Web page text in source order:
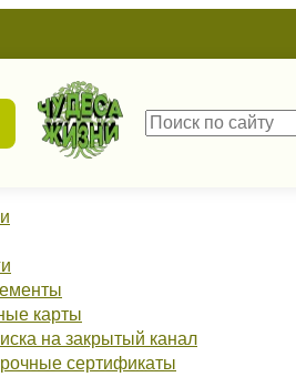
карты
на закрытый канал
сертификаты